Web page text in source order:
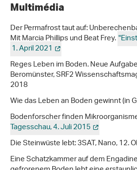
Multimédia
Der Permafrost taut auf:
Mit Marcia Phillips und Beat Frey.
1. April 2021
Reges Leben im Boden. Neue
Beromünster, SRF2
2018
Wie das Leben an Boden gewinnt (in
Bodenforscher finden
Tagesschau, 4. Juli 2015
Die Steinwüste lebt: 3SAT, Nano, 12.
Eine Schatzkammer auf dem